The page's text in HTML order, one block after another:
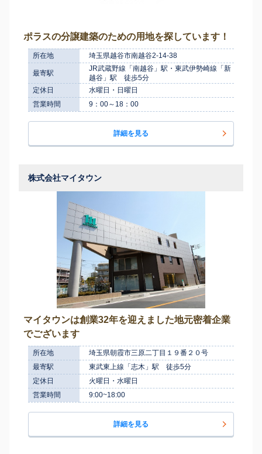
ポラスの分譲建築のための用地を探しています！
所在地 埼玉県越谷市南越谷2-14-38
最寄駅
JR武蔵野線「南越谷」駅・東武伊勢崎線「新
越谷」駅 徒歩5分
定休日
水曜日・日曜日
営業時間
9：00～18：00
詳細を見る
株式会社マイタウン
マイタウンは創業32年を迎えました地元密着企業
でございます
所在地
埼玉県朝霞市三原二丁目１９番２０号
最寄駅
東武東上線「志木」駅 徒歩5分
定休日
火曜日・水曜日
営業時間
9:00~18:00
詳細を見る